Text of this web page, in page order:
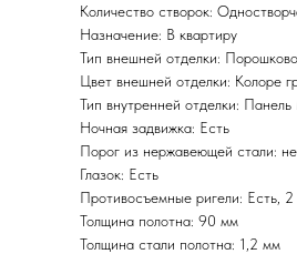
Количество створок:
Назначение: В квартиру
Тип внешней отделки:
Цвет внешней отделки: Колоре
Тип внутренней отделки:
Ночная задвижка: Есть
Порог из нержавеющей стали:
Глазок: Есть
Противосъемные ригели: Есть, 2
Толщина полотна: 90 мм
Толщина стали полотна: 1,2 мм